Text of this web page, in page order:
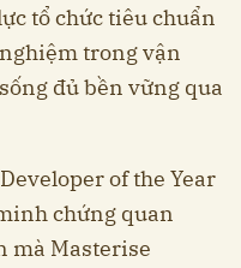
tổ chức tiêu chuẩn
trong vận
đủ bền vững qua
of the Year
chứng quan
mà Masterise